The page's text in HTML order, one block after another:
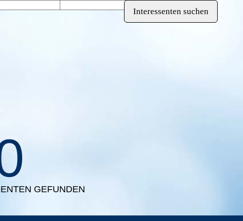
GEFUNDEN